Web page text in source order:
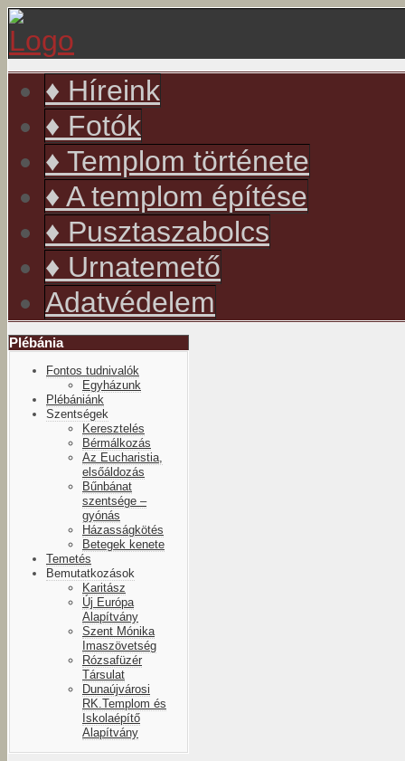
♦ Híreink
♦ Fotók
♦ Templom története
♦ A templom építése
♦ Pusztaszabolcs
♦ Urnatemető
Adatvédelem
Plébánia
Fontos tudnivalók
Egyházunk
Plébániánk
Szentségek
Keresztelés
Bérmálkozás
Az Eucharistia,
elsőáldozás
Bűnbánat
szentsége –
gyónás
Házasságkötés
Betegek kenete
Temetés
Bemutatkozások
Karitász
Új Európa
Alapítvány
Szent Mónika
Imaszövetség
Rózsafüzér
Társulat
Dunaújvárosi
RK.Templom és
Iskolaépítő
Alapítvány
év
hónap
év
hónap